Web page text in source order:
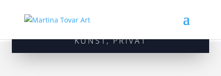
KUNST,PRIVAT